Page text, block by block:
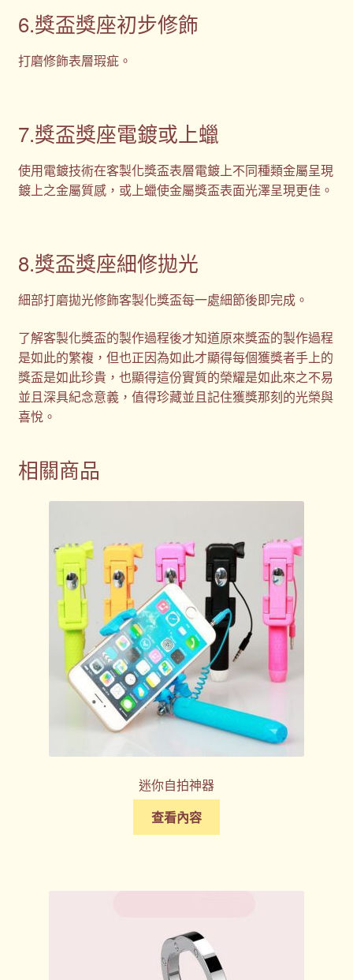
6.獎盃獎座初步修飾
打磨修飾表層瑕疵。
7.獎盃獎座電鍍或上蠟
使用電鍍技術在客製化獎盃表層電鍍上不同種類金屬呈現
鍍上之金屬質感，或上蠟使金屬獎盃表面光澤呈現更佳。
8.獎盃獎座細修拋光
細部打磨拋光修飾客製化獎盃每一處細節後即完成。
了解客製化獎盃的製作過程後才知道原來獎盃的製作過程
是如此的繁複，但也正因為如此才顯得每個獲獎者手上的
獎盃是如此珍貴，也顯得這份實質的榮耀是如此來之不易
並且深具紀念意義，值得珍藏並且記住獲獎那刻的光榮與
喜悅。
相關商品
迷你自拍神器
查看內容